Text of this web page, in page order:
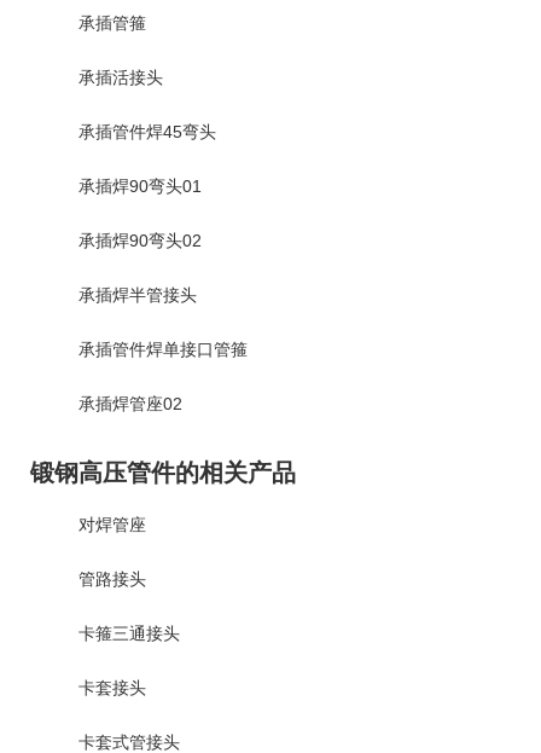
承插管箍
承插活接头
承插管件焊45弯头
承插焊90弯头01
承插焊90弯头02
承插焊半管接头
承插管件焊单接口管箍
承插焊管座02
锻钢高压管件的相关产品
对焊管座
管路接头
卡箍三通接头
卡套接头
卡套式管接头